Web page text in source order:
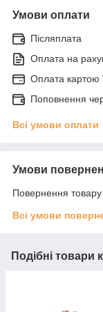
Умови оплати
Післяплата
Оплата на
Оплата картою
Поповнення
Всі умови оплати
Умови
Повернення
Всі умови
Подібні товари